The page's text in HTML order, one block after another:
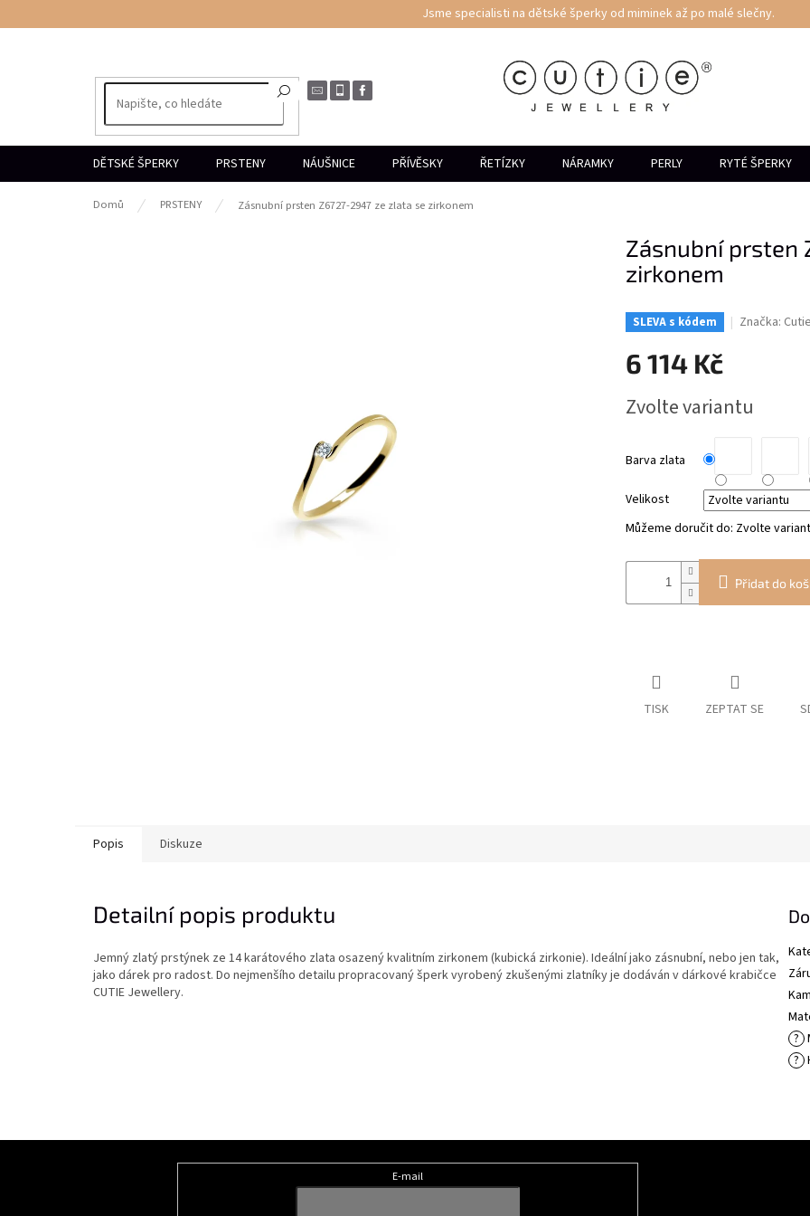
na
Jsme specialisti na dětské šperky od miminek až po malé slečny.
DĚTSKÉ ŠPERKY PRSTENY NÁUŠNICE PŘÍVĚSKY ŘETÍZKY NÁRAMKY PERLY RYTÉ ŠPERKY
Domů PRSTENY Zásnubní prsten Z6727-2947 ze zlata se zirkonem
Zásnubní prsten
zirkonem
SLEVA s kódem Značka:
6 114 Kč
cena:
Zvolte variantu
Barva zlata
Velikost
Můžeme doručit do: Zvolte
Přidat do
TISK ZEPTAT SE
Popis Diskuze
Detailní popis produktu
Jemný zlatý prstýnek ze 14 karátového zlata osazený kvalitním zirkonem (kubická zirkonie). Ideální jako zásnubní, nebo jen tak,
jako dárek pro radost. Do nejmenšího detailu propracovaný šperk vyrobený zkušenými zlatníky je dodáván v dárkové krabičce
CUTIE Jewellery.
?
?
E-mail